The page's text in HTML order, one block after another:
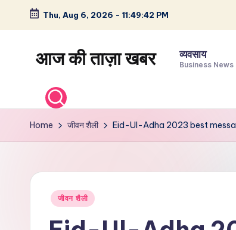
Skip
content
Thu, Aug 6, 2026 - 11:49:43 PM
आज की ताज़ा खबर
खेल,
व्यापार
व्यवसाय
Business News
Home जीवन शैली Eid-Ul-Adha 2023 best
Posted
जीवन शैली